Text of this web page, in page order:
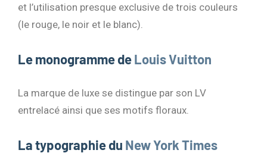
et l’utilisation presque exclusive de trois couleurs
(le rouge, le noir et le blanc).
Le monogramme deLouis Vuitton
La marque de luxe se distingue par son LV
entrelacé ainsi que ses motifs floraux.
La typographie du New York Times